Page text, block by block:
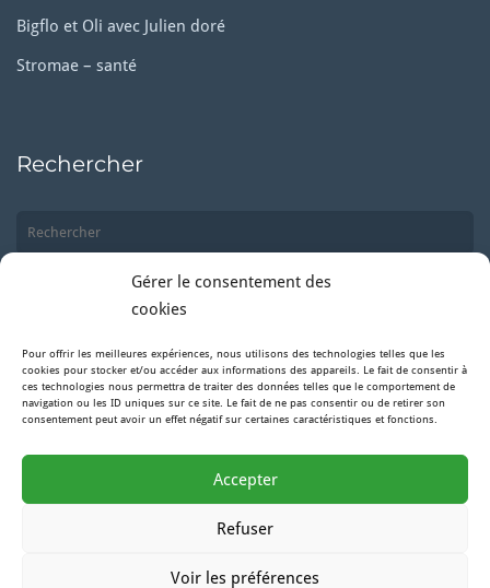
Gérer le consentement des
cookies
Pour offrir les meilleures expériences, nous utilisons des technologies telles que les
cookies pour stocker et/ou accéder aux informations des appareils. Le fait de consentir à
ces technologies nous permettra de traiter des données telles que le comportement de
navigation ou les ID uniques sur ce site. Le fait de ne pas consentir ou de retirer son
consentement peut avoir un effet négatif sur certaines caractéristiques et fonctions.
Accepter
Refuser
Voir les préférences
Bigflo et Oli avec Julien doré
Stromae – santé
Rechercher
Suivez-nous